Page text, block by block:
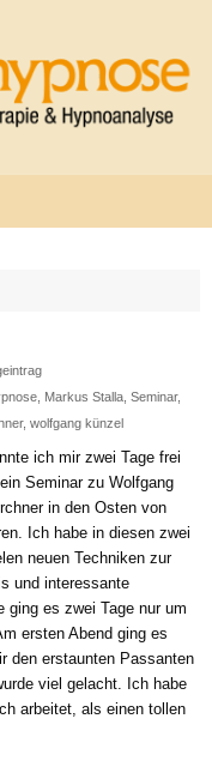
, Markus Stalla, Seminar,
, wolfgang künzel
ich mir zwei Tage frei
Seminar zu Wolfgang
in den Osten von
Ich habe in diesen zwei
neuen Techniken zur
und interessante
ging es zwei Tage nur um
ersten Abend ging es
den erstaunten Passanten
viel gelacht. Ich habe
arbeitet, als einen tollen